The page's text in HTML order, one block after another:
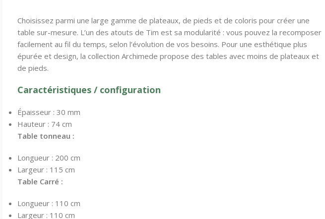
Choisissez parmi une large gamme de plateaux, de pieds et de coloris pour créer une
table sur-mesure. L’un des atouts de Tim est sa modularité : vous pouvez la recomposer
facilement au fil du temps, selon l’évolution de vos besoins. Pour une esthétique plus
épurée et design, la collection Archimede propose des tables avec moins de plateaux et
de pieds.
Caractéristiques / configuration
Épaisseur : 30 mm
Hauteur : 74 cm
Table tonneau :
Longueur : 200 cm
Largeur : 115 cm
Table Carré :
Longueur : 110 cm
Largeur : 110 cm